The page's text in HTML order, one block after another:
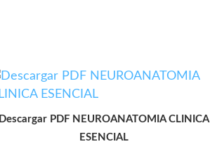
Descargar PDF NEUROANATOMIA CLINICA
ESENCIAL